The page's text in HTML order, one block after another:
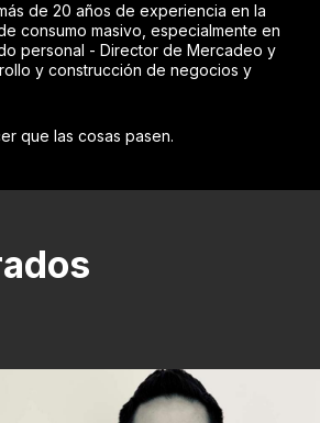
de 20 años de experiencia en la
consumo masivo, especialmente en
personal - Director de Mercadeo y
y construcción de negocios y
que las cosas pasen.